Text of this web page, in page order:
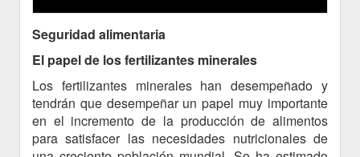
Seguridad alimentaria
El papel de los fertilizantes minerales
Los fertilizantes minerales han desempeñado y
tendrán que desempeñar un papel muy importante
en el incremento de la producción de alimentos
para satisfacer las necesidades nutricionales de